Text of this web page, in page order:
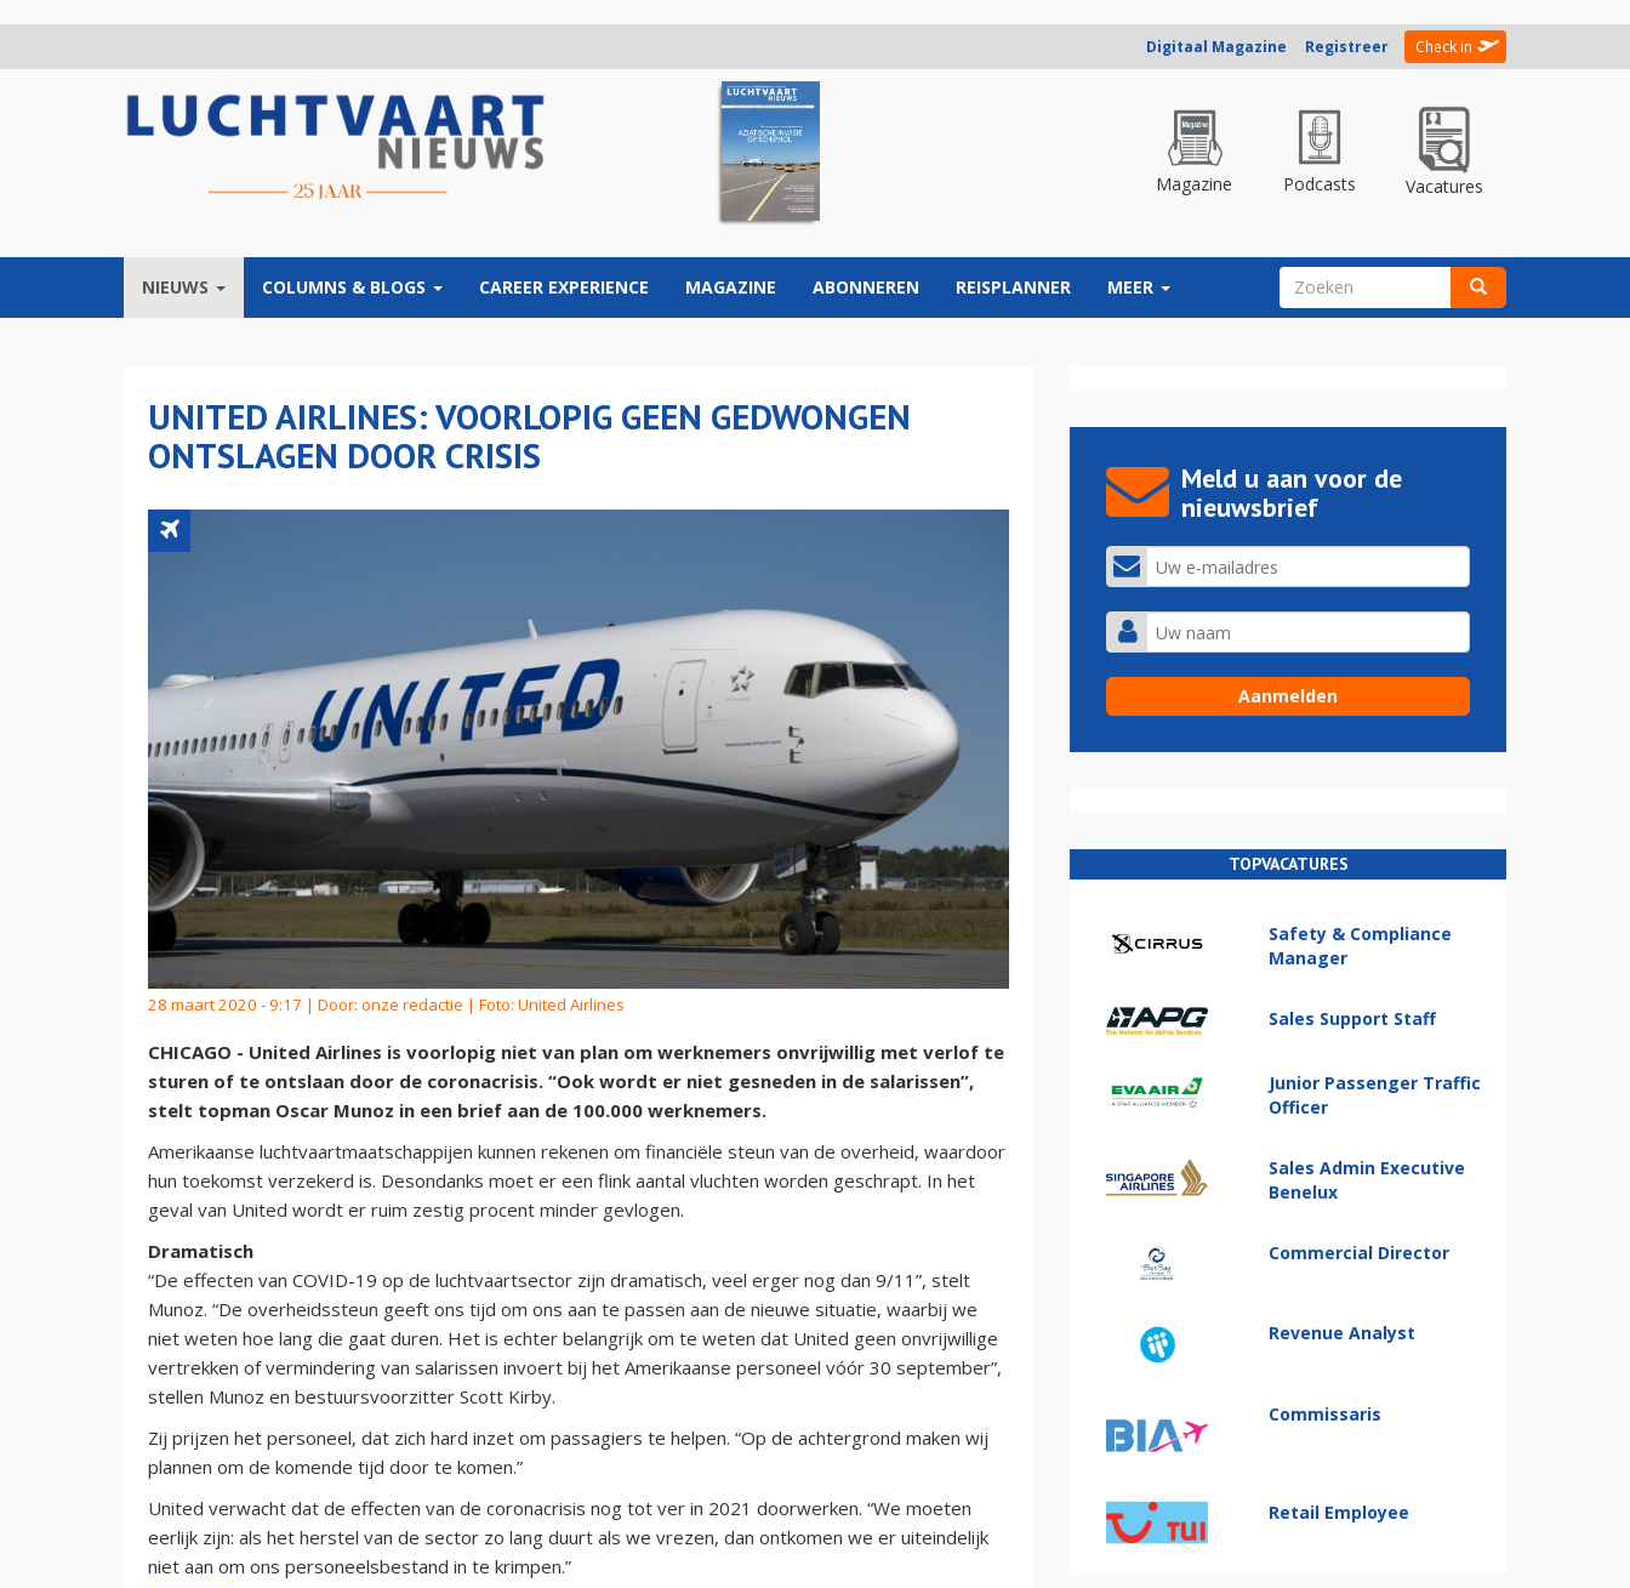
Digitaal Magazine Registreer Check in
Magazine Podcasts Vacatures
NIEUWS COLUMNS & BLOGS CAREER EXPERIENCE MAGAZINE ABONNEREN REISPLANNER MEER ZOEKVELD
UNITED AIRLINES: VOORLOPIG GEEN GEDWONGEN
ONTSLAGEN DOOR CRISIS
28 maart 2020 - 9:17 | Door: onze redactie | Foto: United Airlines
CHICAGO - United Airlines is voorlopig niet van plan om werknemers onvrijwillig met verlof te
sturen of te ontslaan door de coronacrisis. “Ook wordt er niet gesneden in de salarissen”,
stelt topman Oscar Munoz in een brief aan de 100.000 werknemers.
Amerikaanse luchtvaartmaatschappijen kunnen rekenen om financiële steun van de overheid, waardoor
hun toekomst verzekerd is. Desondanks moet er een flink aantal vluchten worden geschrapt. In het
geval van United wordt er ruim zestig procent minder gevlogen.
Dramatisch
“De effecten van COVID-19 op de luchtvaartsector zijn dramatisch, veel erger nog dan 9/11”, stelt
Munoz. “De overheidssteun geeft ons tijd om ons aan te passen aan de nieuwe situatie, waarbij we
niet weten hoe lang die gaat duren. Het is echter belangrijk om te weten dat United geen onvrijwillige
vertrekken of vermindering van salarissen invoert bij het Amerikaanse personeel vóór 30 september”,
stellen Munoz en bestuursvoorzitter Scott Kirby.
Zij prijzen het personeel, dat zich hard inzet om passagiers te helpen. “Op de achtergrond maken wij
plannen om de komende tijd door te komen.”
United verwacht dat de effecten van de coronacrisis nog tot ver in 2021 doorwerken. “We moeten
eerlijk zijn: als het herstel van de sector zo lang duurt als we vrezen, dan ontkomen we er uiteindelijk
niet aan om ons personeelsbestand in te krimpen.”
Meld u aan voor de
nieuwsbrief
TOPVACATURES
Safety & Compliance
Manager
Sales Support Staff
Junior Passenger Traffic
Officer
Sales Admin Executive
Benelux
Commercial Director
Revenue Analyst
Commissaris
Retail Employee